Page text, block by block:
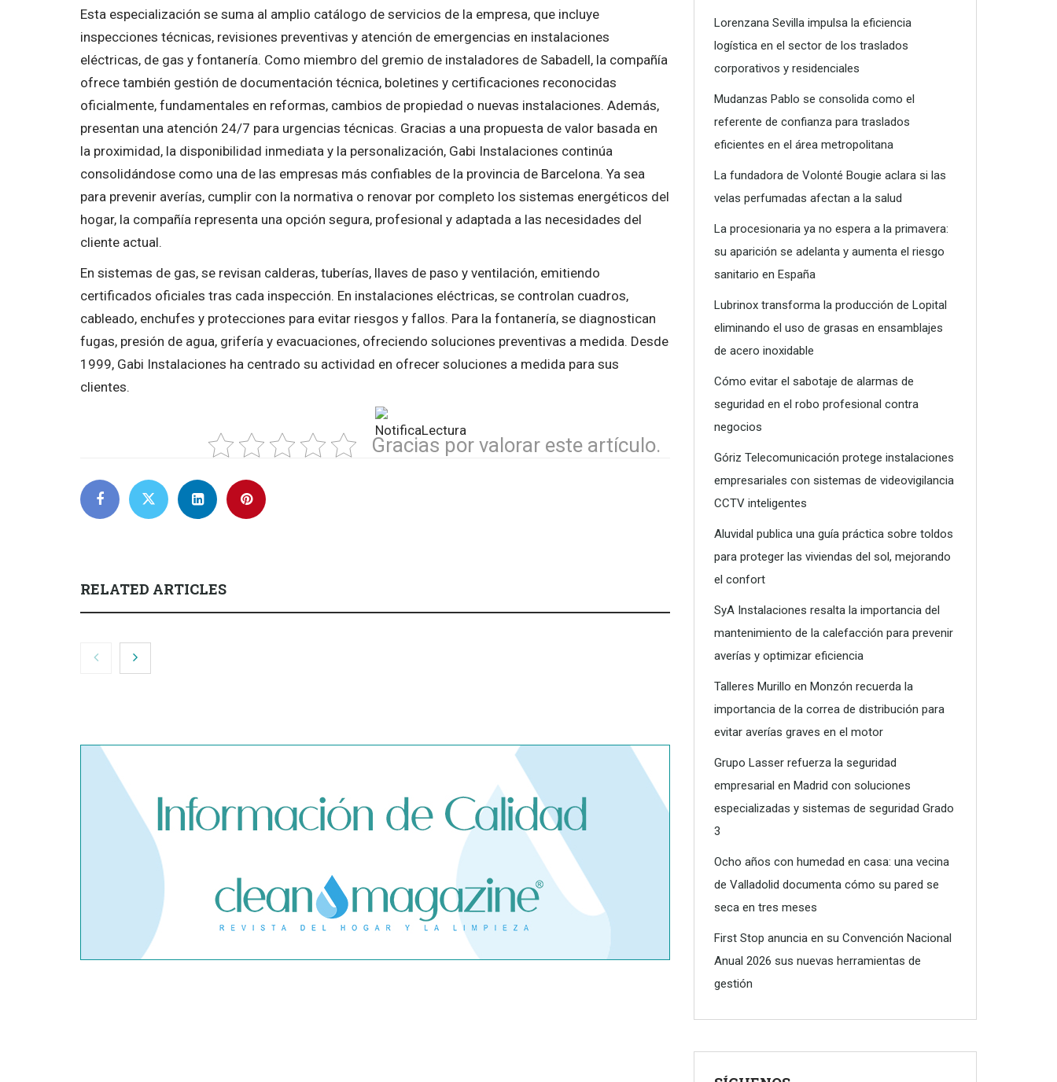
Esta especialización se suma al amplio catálogo de servicios de la empresa, que incluye
inspecciones técnicas, revisiones preventivas y atención de emergencias en instalaciones
eléctricas, de gas y fontanería. Como miembro del gremio de instaladores de Sabadell, la compañía
ofrece también gestión de documentación técnica, boletines y certificaciones reconocidas
oficialmente, fundamentales en reformas, cambios de propiedad o nuevas instalaciones. Además,
presentan una atención 24/7 para urgencias técnicas. Gracias a una propuesta de valor basada en
la proximidad, la disponibilidad inmediata y la personalización, Gabi Instalaciones continúa
consolidándose como una de las empresas más confiables de la provincia de Barcelona. Ya sea
para prevenir averías, cumplir con la normativa o renovar por completo los sistemas energéticos del
hogar, la compañía representa una opción segura, profesional y adaptada a las necesidades del
cliente actual.
En sistemas de gas, se revisan calderas, tuberías, llaves de paso y ventilación, emitiendo
certificados oficiales tras cada inspección. En instalaciones eléctricas, se controlan cuadros,
cableado, enchufes y protecciones para evitar riesgos y fallos. Para la fontanería, se diagnostican
fugas, presión de agua, grifería y evacuaciones, ofreciendo soluciones preventivas a medida. Desde
1999, Gabi Instalaciones ha centrado su actividad en ofrecer soluciones a medida para sus
clientes.
Gracias por valorar este artículo.
RELATED ARTICLES
El cofundador de Noctorial
adquiere Amadeux para
impulsar un modelo más claro
dentro del prop trading
privado ante un contagio de
hantavirus fuera de España
Dreame advierte: no todos los
purificadores de aire son
eficaces contra la alergia
Lorenzana Sevilla impulsa la eficiencia
logística en el sector de los traslados
corporativos y residenciales
Mudanzas Pablo se consolida como el
referente de confianza para traslados
eficientes en el área metropolitana
La fundadora de Volonté Bougie aclara si las
velas perfumadas afectan a la salud
La procesionaria ya no espera a la primavera:
su aparición se adelanta y aumenta el riesgo
sanitario en España
Lubrinox transforma la producción de Lopital
eliminando el uso de grasas en ensamblajes
de acero inoxidable
Cómo evitar el sabotaje de alarmas de
seguridad en el robo profesional contra
negocios
Góriz Telecomunicación protege instalaciones
empresariales con sistemas de videovigilancia
CCTV inteligentes
Aluvidal publica una guía práctica sobre toldos
para proteger las viviendas del sol, mejorando
el confort
SyA Instalaciones resalta la importancia del
mantenimiento de la calefacción para prevenir
averías y optimizar eficiencia
Talleres Murillo en Monzón recuerda la
importancia de la correa de distribución para
evitar averías graves en el motor
Grupo Lasser refuerza la seguridad
empresarial en Madrid con soluciones
especializadas y sistemas de seguridad Grado
3
Ocho años con humedad en casa: una vecina
de Valladolid documenta cómo su pared se
seca en tres meses
First Stop anuncia en su Convención Nacional
Anual 2026 sus nuevas herramientas de
gestión